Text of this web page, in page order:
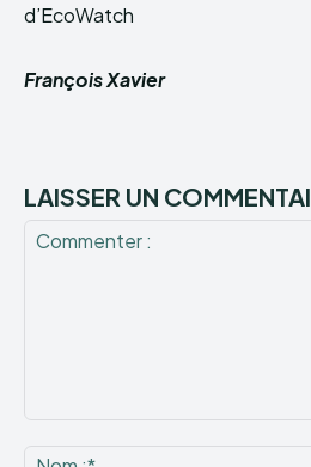
d’EcoWatch
François Xavier
LAISSER UN